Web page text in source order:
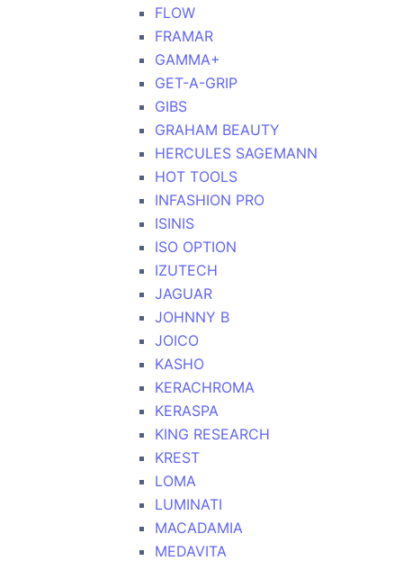
FLOW
FRAMAR
GAMMA+
GET-A-GRIP
GIBS
GRAHAM BEAUTY
HERCULES SAGEMANN
HOT TOOLS
INFASHION PRO
ISINIS
ISO OPTION
IZUTECH
JAGUAR
JOHNNY B
JOICO
KASHO
KERACHROMA
KERASPA
KING RESEARCH
KREST
LOMA
LUMINATI
MACADAMIA
MEDAVITA